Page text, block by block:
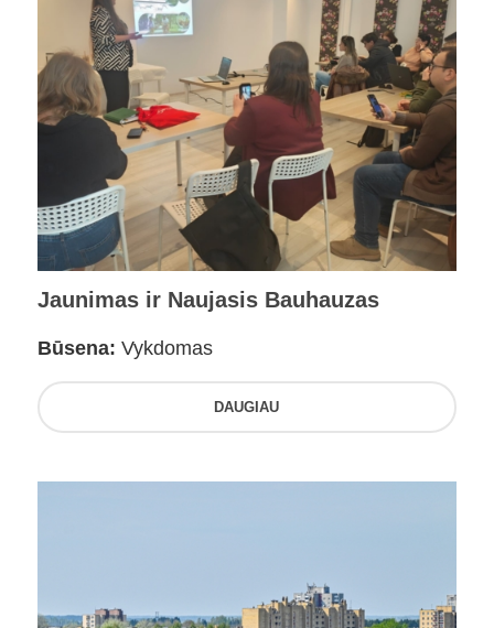
Jaunimas ir Naujasis Bauhauzas
Būsena: Vykdomas
DAUGIAU